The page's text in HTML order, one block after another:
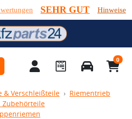
SEHR GUT Hinweise
0
& Verschleißteile
Riementrieb